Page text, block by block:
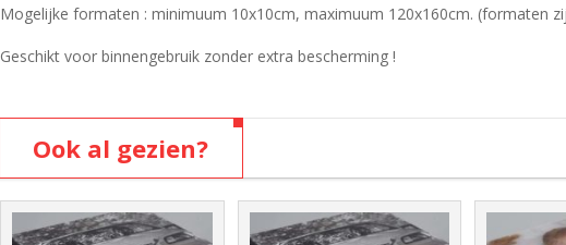
Mogelijke formaten : minimuum 10x10cm, maximuum 120x160cm. (formaten
Geschikt voor binnengebruik zonder extra bescherming !
Ook al gezien?